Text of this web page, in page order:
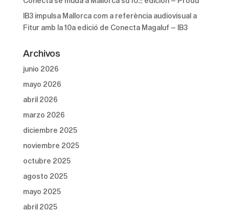
IB3 impulsa Mallorca com a referència audiovisual a
Fitur amb la 10a edició de Conecta Magaluf – IB3
Archivos
junio 2026
mayo 2026
abril 2026
marzo 2026
diciembre 2025
noviembre 2025
octubre 2025
agosto 2025
mayo 2025
abril 2025